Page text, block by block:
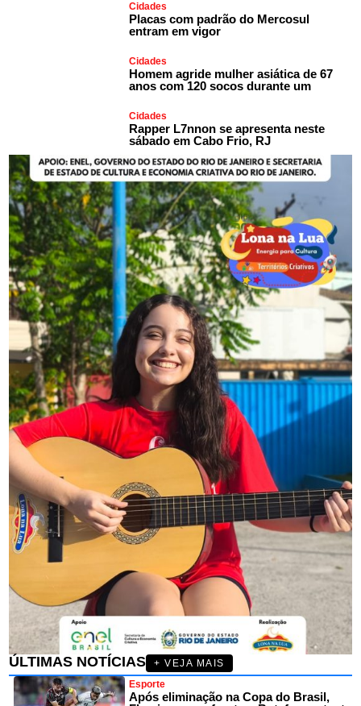
Cidades
Placas com padrão do Mercosul
entram em vigor
Cidades
Homem agride mulher asiática de 67
anos com 120 socos durante um
Cidades
Rapper L7nnon se apresenta neste
sábado em Cabo Frio, RJ
ÚLTIMAS NOTÍCIAS
+ VEJA MAIS
Esporte
Após eliminação na Copa do Brasil,